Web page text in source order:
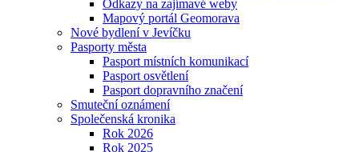
Odkazy na zajímavé weby
Mapový portál Geomorava
Nové bydlení v Jevíčku
Pasporty města
Pasport místních komunikací
Pasport osvětlení
Pasport dopravního značení
Smuteční oznámení
Společenská kronika
Rok 2026
Rok 2025